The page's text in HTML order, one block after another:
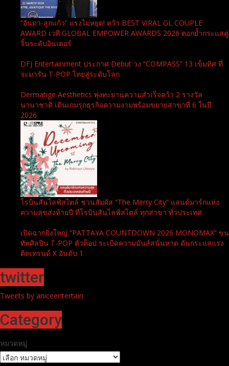
“อันดา-ลูกแก้ว” แรงไม่หยุด! คว้า BEST VIRAL GL COUPLE
AWARD เวที GLOBAL EMPOWER AWARDS 2026 ตอกย้ำกระแสคู่
จิ้นระดับอินเตอร์
DFJ Entertainment ประกาศ Debut วง “COMPASS” 13 เข็มทิศ ที่
จะมารัน T-POP ไทยสู่ระดับโลก
Dermatige Aesthetics พุ่งทะยานความสำเร็จคว้า 2 รางวัล
นานาชาติ เดินเกมรุกธุรกิจความงามพร้อมขยายสาขาที่ 6 ในปี
2026
โรบินสันไลฟ์สไตล์ ชวนสัมผัส “The Merry City” แลนด์มาร์กแห่ง
ความสุขส่งท้ายปี ที่โรบินสันไลฟ์สไตล์ ทุกสาขา ทั่วประเทศ
เปิดฉากยิ่งใหญ่ “PATTAYA COUNTDOWN 2026 MONOMAX” ขน
ทัพศิลปิน T-POP ตัวท็อป ระเบิดความมันส์สนั่นหาด ดันกระแสแรง
ติดเทรนด์ X อันดับ 1
twitter
Tweets by aniceentertain
Category
หมวดหมู่